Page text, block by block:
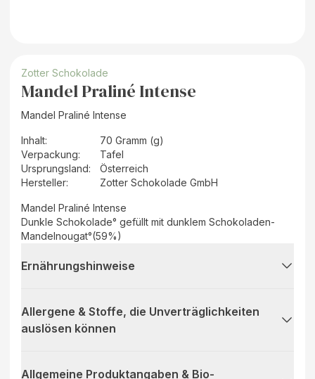
Zotter Schokolade
Mandel Praliné Intense
Mandel Praliné Intense
Inhalt:
70 Gramm (g)
Verpackung:
Tafel
Ursprungsland:
Österreich
Hersteller: Zotter Schokolade GmbH
Mandel Praliné Intense
Dunkle Schokolade° gefüllt mit dunklem Schokoladen-
Mandelnougat°(59%)
Ernährungshinweise
Allergene & Stoffe, die Unverträglichkeiten
auslösen können
Allgemeine Produktangaben & Bio-